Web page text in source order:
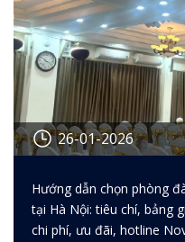
26-01-2026
Cách chọn
giờ đầy đủ
phí và nâng
Hướng dẫn chọn phòng
tại Hà Nội: tiêu chí, bảng
chi phí, ưu đãi, hotline